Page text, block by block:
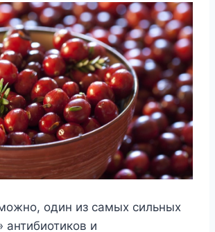
один из самых сильных
антибиотиков и